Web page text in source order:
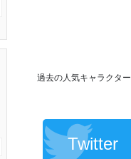
過去の人気キャラクター
Twitter